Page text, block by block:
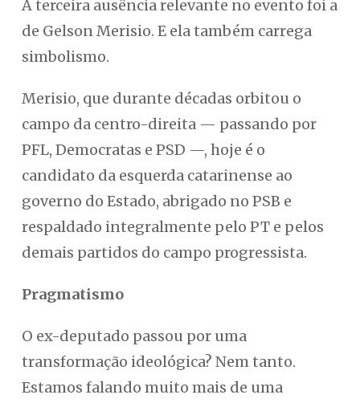
A terceira ausência relevante no evento foi a
de Gelson Merisio. E ela também carrega
simbolismo.
Merisio, que durante décadas orbitou o
campo da centro-direita — passando por
PFL, Democratas e PSD —, hoje é o
candidato da esquerda catarinense ao
governo do Estado, abrigado no PSB e
respaldado integralmente pelo PT e pelos
demais partidos do campo progressista.
Pragmatismo
O ex-deputado passou por uma
transformação ideológica? Nem tanto.
Estamos falando muito mais de uma